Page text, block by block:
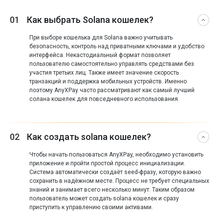
01 Как выбрать Solana кошелек?
При выборе кошелька для Solana важно учитывать
безопасность, контроль над приватными ключами и удобство
интерфейса. Некастодиальный формат позволяет
пользователю самостоятельно управлять средствами без
участия третьих лиц. Также имеет значение скорость
транзакций и поддержка мобильных устройств. Именно
поэтому AnyXPay часто рассматривают как самый лучший
солана кошелек для повседневного использования.
02 Как создать solana кошелек?
Чтобы начать пользоваться AnyXPay, необходимо установить
приложение и пройти простой процесс инициализации.
Система автоматически создаёт seed-фразу, которую важно
сохранить в надёжном месте. Процесс не требует специальных
знаний и занимает всего несколько минут. Таким образом
пользователь может создать solana кошелек и сразу
приступить к управлению своими активами.